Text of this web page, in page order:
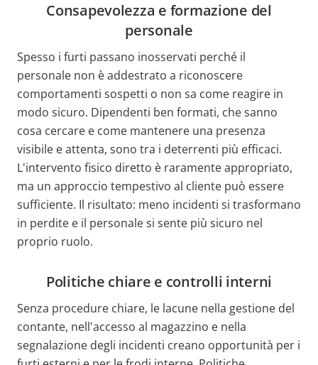
Consapevolezza e formazione del
personale
Spesso i furti passano inosservati perché il
personale non è addestrato a riconoscere
comportamenti sospetti o non sa come reagire in
modo sicuro. Dipendenti ben formati, che sanno
cosa cercare e come mantenere una presenza
visibile e attenta, sono tra i deterrenti più efficaci.
L'intervento fisico diretto è raramente appropriato,
ma un approccio tempestivo al cliente può essere
sufficiente. Il risultato: meno incidenti si trasformano
in perdite e il personale si sente più sicuro nel
proprio ruolo.
Politiche chiare e controlli interni
Senza procedure chiare, le lacune nella gestione del
contante, nell'accesso al magazzino e nella
segnalazione degli incidenti creano opportunità per i